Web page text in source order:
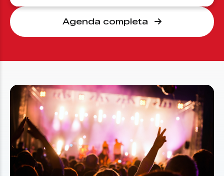
Agenda completa